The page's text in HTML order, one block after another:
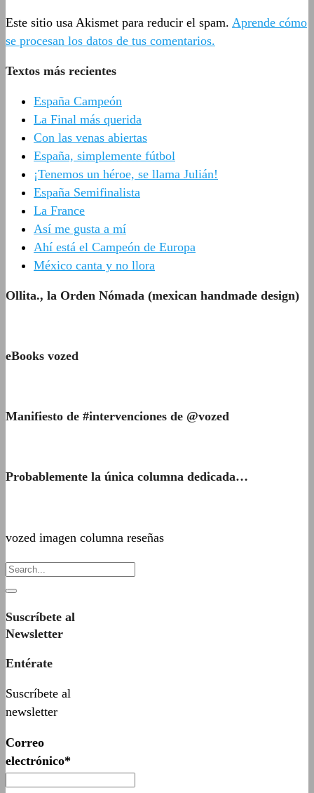
Este sitio usa Akismet para reducir el spam. Aprende cómo
se procesan los datos de tus comentarios.
Textos más recientes
España Campeón
La Final más querida
Con las venas abiertas
España, simplemente fútbol
¡Tenemos un héroe, se llama Julián!
España Semifinalista
La France
Así me gusta a mí
Ahí está el Campeón de Europa
México canta y no llora
Ollita., la Orden Nómada (mexican handmade design)
eBooks vozed
Manifiesto de #intervenciones de @vozed
Probablemente la única columna dedicada…
vozed imagen columna reseñas
Suscríbete al
Newsletter
Entérate
Suscríbete al
newsletter
Correo
electrónico*